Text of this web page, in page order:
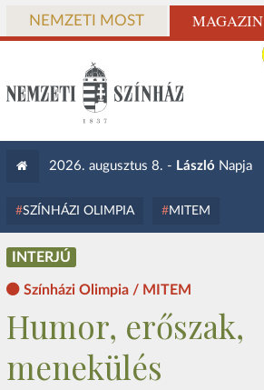
NEMZETI MOST MAGAZIN
2026. augusztus 8. - László Napja
SZÍNHÁZI OLIMPIA MITEM
INTERJÚ
Színházi Olimpia / MITEM
Humor, erőszak,
menekülés